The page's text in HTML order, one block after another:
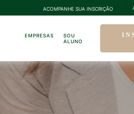
ACOMPANHE SUA INSCRIÇÃO
EMPRESAS
SOU
ALUNO